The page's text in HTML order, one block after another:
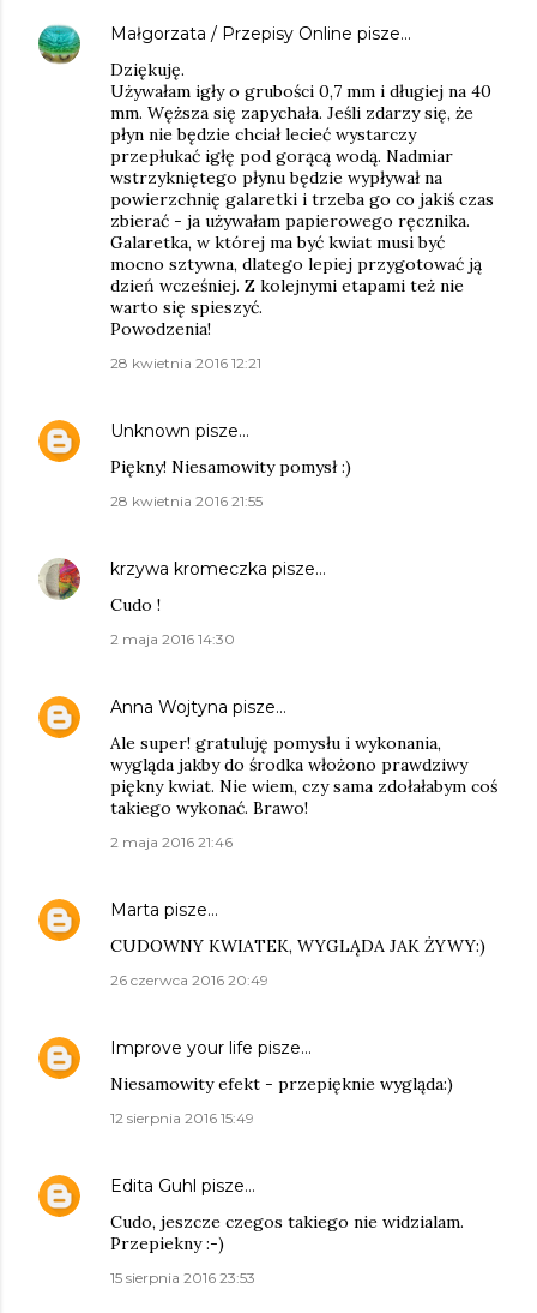
Małgorzata / Przepisy Online pisze…
Dziękuję.
Używałam igły o grubości 0,7 mm i długiej na 40
mm. Węższa się zapychała. Jeśli zdarzy się, że
płyn nie będzie chciał lecieć wystarczy
przepłukać igłę pod gorącą wodą. Nadmiar
wstrzykniętego płynu będzie wypływał na
powierzchnię galaretki i trzeba go co jakiś czas
zbierać - ja używałam papierowego ręcznika.
Galaretka, w której ma być kwiat musi być
mocno sztywna, dlatego lepiej przygotować ją
dzień wcześniej. Z kolejnymi etapami też nie
warto się spieszyć.
Powodzenia!
28 kwietnia 2016 12:21
Unknown pisze…
Piękny! Niesamowity pomysł :)
28 kwietnia 2016 21:55
krzywa kromeczka pisze…
Cudo !
2 maja 2016 14:30
Anna Wojtyna pisze…
Ale super! gratuluję pomysłu i wykonania,
wygląda jakby do środka włożono prawdziwy
piękny kwiat. Nie wiem, czy sama zdołałabym coś
takiego wykonać. Brawo!
2 maja 2016 21:46
Marta pisze…
CUDOWNY KWIATEK, WYGLĄDA JAK ŻYWY:)
26 czerwca 2016 20:49
Improve your life pisze…
Niesamowity efekt - przepięknie wygląda:)
12 sierpnia 2016 15:49
Edita Guhl pisze…
Cudo, jeszcze czegos takiego nie widzialam.
Przepiekny :-)
15 sierpnia 2016 23:53